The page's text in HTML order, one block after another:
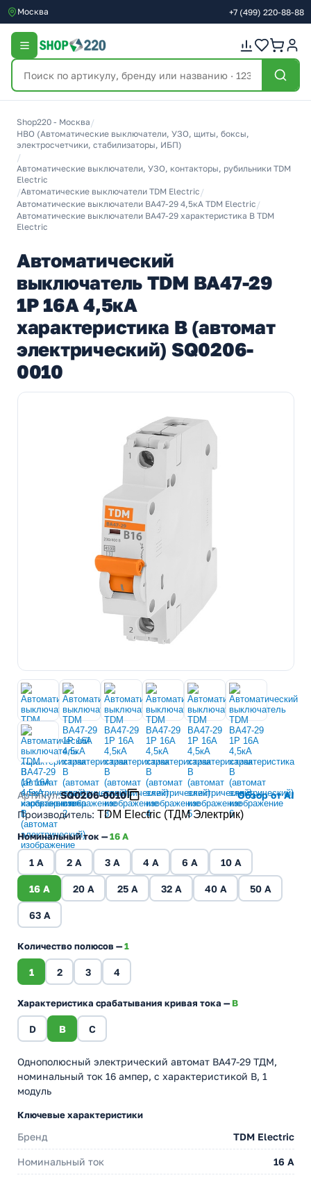
Москва +7 (499) 220-88-88
Shop220 - Москва /
НВО (Автоматические выключатели, УЗО, щиты, боксы,
электросчетчики, стабилизаторы, ИБП)
/
Автоматические выключатели, УЗО, контакторы, рубильники TDM
Electric
/Автоматические выключатели TDM Electric /
Автоматические выключатели ВА47-29 4,5кА TDM Electric /
Автоматические выключатели ВА47-29 характеристика В TDM
Electric
Автоматический
выключатель TDM ВА47-29
1Р 16А 4,5кА
характеристика В (автомат
электрический) SQ0206-
0010
Артикул:SQ0206-0010
Обзор от AI
Производитель: TDM Electric (ТДМ Электрик)
Номинальный ток —16 A
1 A 2 A 3 A 4 A 6 A 10 A
16 A 20 A 25 A 32 A 40 A 50 A
63 A
Количество полюсов —1
1 2 3 4
Характеристика срабатывания кривая тока —B
D B C
Однополюсный электрический автомат ВА47-29 ТДМ,
номинальный ток 16 ампер, с характеристикой B, 1
модуль
Ключевые характеристики
Бренд TDM Electric
Номинальный ток 16 A